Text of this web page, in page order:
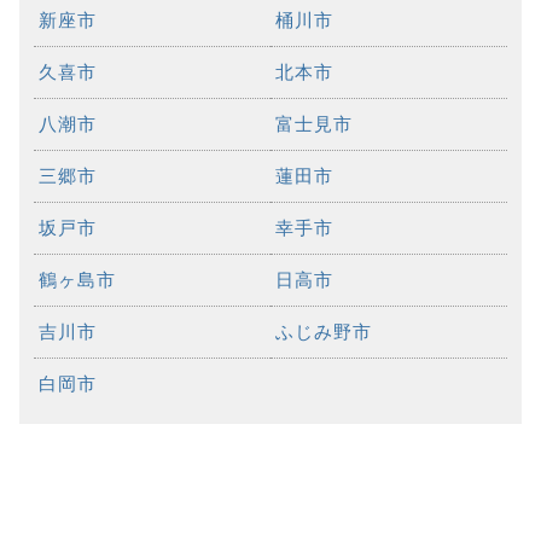
新座市 桶川市
久喜市 北本市
八潮市 富士見市
三郷市 蓮田市
坂戸市 幸手市
鶴ヶ島市 日高市
吉川市 ふじみ野市
白岡市